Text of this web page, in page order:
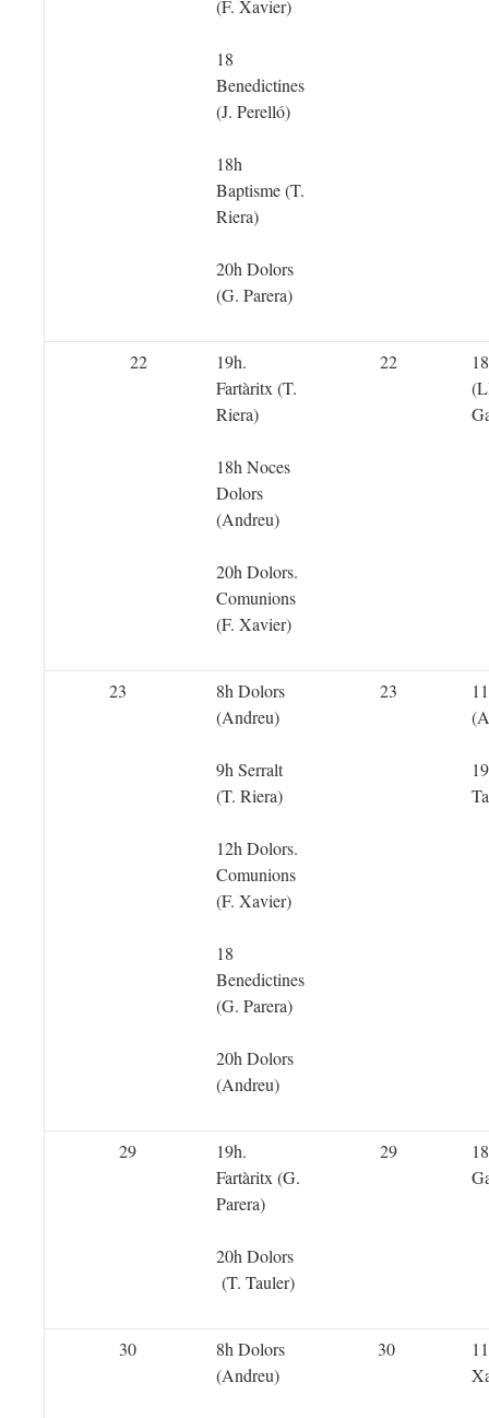
(F. Xavier)
18
Benedictines
(J. Perelló)
18h
Baptisme (T.
Riera)
20h Dolors
(G. Parera)
22
19h.
Fartàritx (T.
Riera)
18h Noces
Dolors
(Andreu)
20h Dolors.
Comunions
(F. Xavier)
22
23
8h Dolors
(Andreu)
9h Serralt
(T. Riera)
12h Dolors.
Comunions
(F. Xavier)
18
Benedictines
(G. Parera)
20h Dolors
(Andreu)
23
29
19h.
Fartàritx (G.
Parera)
20h Dolors
(T. Tauler)
29
30
8h Dolors
(Andreu)
30